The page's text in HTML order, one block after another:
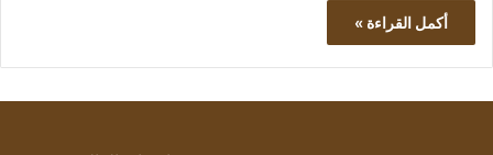
أكمل القراءة »